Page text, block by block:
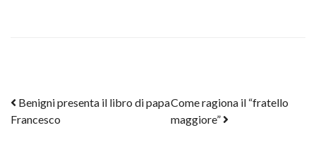
Post navigation
Benigni presenta il libro di papa
Francesco
Come ragiona il “fratello
maggiore”